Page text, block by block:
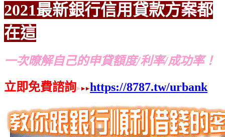
2021最新銀行信用貸款方案都
在這
一次暸解自己的申貸額度/利率/成功率！
立即免費諮詢
https://8787.tw/urbank